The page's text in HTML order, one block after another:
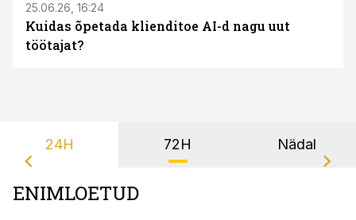
25.06.26, 16:24
Kuidas õpetada klienditoe AI-d nagu uut
töötajat?
24H 72H Nädal
ENIMLOETUD